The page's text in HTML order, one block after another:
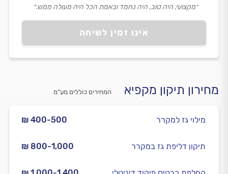
אינו זמין לשיחה
״מקצועי, היה טוב, היה נחמד ובאמת הכל היה מעולה ממש.״
מחירון תיקון מקפיא המחירים כוללים מע”מ
₪ 400-500 מילוי גז למקרר
₪ 800-1,000 תיקון דליפת גז במקרר